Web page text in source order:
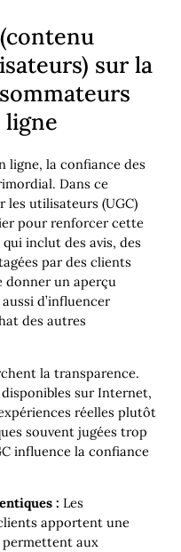
(contenu
sur la
ligne
ligne, la confiance des
Dans ce
les utilisateurs (UGC)
pour renforcer cette
inclut des avis, des
par des clients
donner un aperçu
d’influencer
des autres
la transparence.
sur Internet,
réelles plutôt
souvent jugées trop
influence la confiance
: Les
apportent une
permettent aux